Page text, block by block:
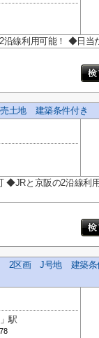
線利用可能！ ◆日当
土地 建築条件付き
◆JRと京阪の2沿線利
2区画 J号地 建築条
」駅